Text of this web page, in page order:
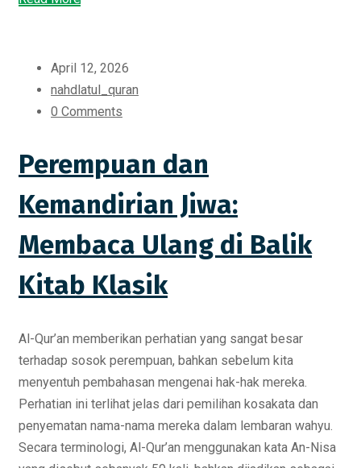
April 12, 2026
nahdlatul_quran
0 Comments
Perempuan dan
Kemandirian Jiwa:
Membaca Ulang di Balik
Kitab Klasik
Al-Qur’an memberikan perhatian yang sangat besar
terhadap sosok perempuan, bahkan sebelum kita
menyentuh pembahasan mengenai hak-hak mereka.
Perhatian ini terlihat jelas dari pemilihan kosakata dan
penyematan nama-nama mereka dalam lembaran wahyu.
Secara terminologi, Al-Qur’an menggunakan kata An-Nisa